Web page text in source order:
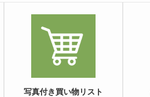
写真付き買い物リスト